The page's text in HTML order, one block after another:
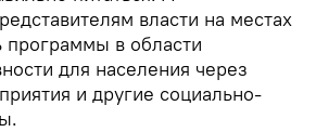
власти на местах
программы в области
для населения через
и другие социально-